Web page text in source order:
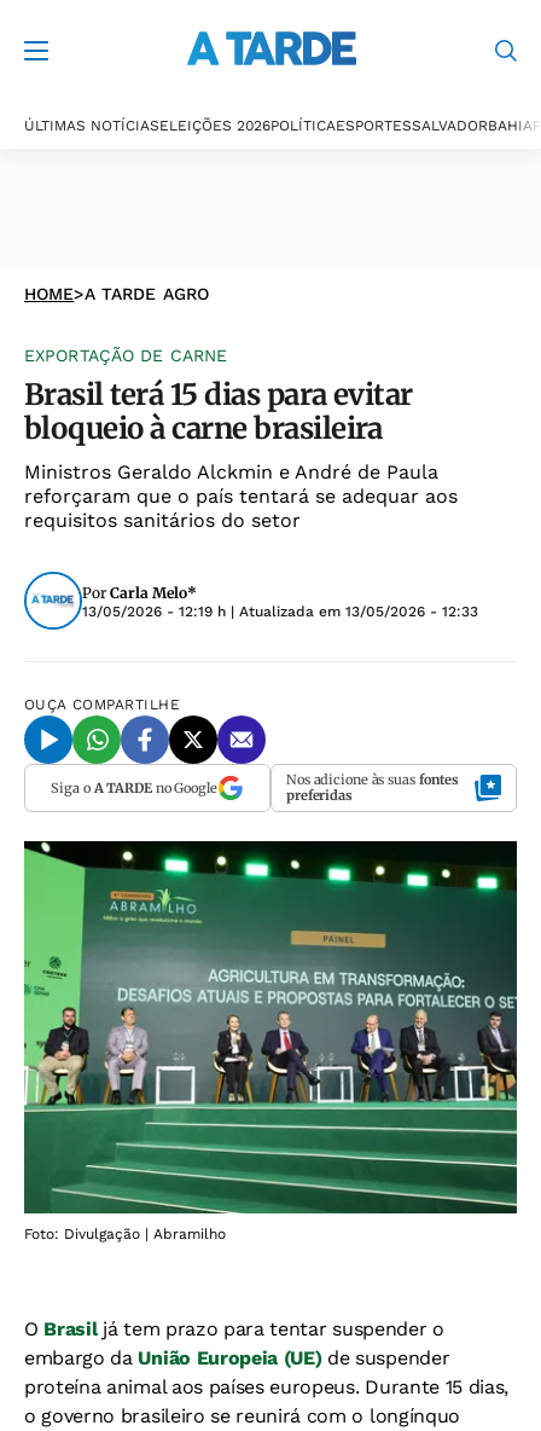
ÚLTIMAS NOTÍCIASELEIÇÕES 2026POLÍTICAESPORTESSALVADORBAHIA
HOME>A TARDE AGRO
EXPORTAÇÃO DE CARNE
Brasil terá 15 dias para evitar
bloqueio à carne brasileira
Ministros Geraldo Alckmin e André de Paula
reforçaram que o país tentará se adequar aos
requisitos sanitários do setor
Por Carla Melo*
13/05/2026 - 12:19 h | Atualizada em 13/05/2026 - 12:33
OUÇA COMPARTILHE
Siga o A TARDEno Google Nos adicione às suas fontes
preferidas
Foto: Divulgação | Abramilho
O Brasiljá tem prazo para tentar suspender o
embargo da União Europeia (UE) de suspender
proteína animal aos países europeus. Durante 15 dias,
o governo brasileiro se reunirá com o longínquo